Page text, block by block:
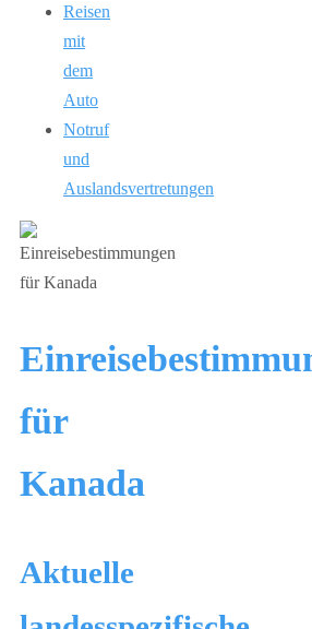
Reisen
mit
dem
Auto
Notruf
und
Auslandsvertretungen
für
Kanada
Aktuelle